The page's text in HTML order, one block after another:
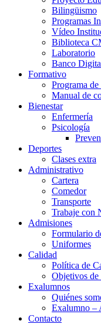
Bilingüismo
Programas
Vídeo
Biblioteca
Laboratorio
Banco
Formativo
Programa de
Manual de
Bienestar
Enfermería
Psicología
Deportes
Clases extra
Administrativo
Cartera
Comedor
Transporte
Trabaje con
Admisiones
Formulario
Uniformes
Calidad
Política de
Objetivos de
Exalumnos
Quiénes
Exalumno –
Contacto